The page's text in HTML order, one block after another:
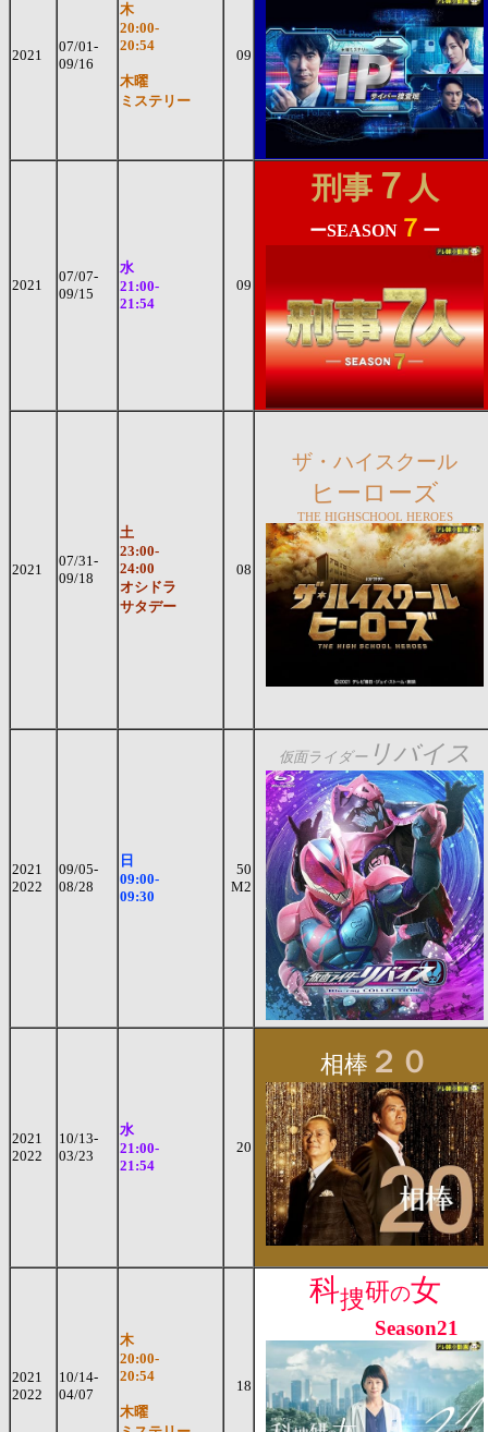
2021
07/01-
09/16
木
20:00-
20:54
木曜
ミステリー
09
2021
07/07-
09/15
水
21:00-
21:54
09
刑事７ 人
ーSEASON ７ ー
2021
07/31-
09/18
土
23:00-
24:00
オシドラ
サタデー
08
ザ・ハイスクール
ヒーローズ
THE HIGHSCHOOL HEROES
2021
2022
09/05-
08/28
日
09:00-
09:30
50
M2
仮面ライダーリバイス
2021
2022
10/13-
03/23
水
21:00-
21:54
20
相棒 ２０
2021
2022
10/14-
04/07
木
20:00-
20:54
木曜
18
科捜研の女
Season21